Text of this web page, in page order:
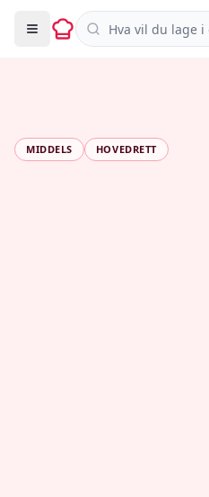
Søk i oppskrifter
MIDDELS HOVEDRETT